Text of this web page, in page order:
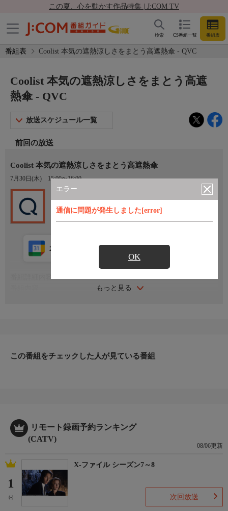
この夏、心を動かす作品特集 | J:COM TV
CS番組一覧 番組表
検索
番組表 Coolist 本気の遮熱涼しさをまとう高遮熱傘 - QVC
エラー
通信に問題が発生しました[error]
OK
Coolist 本気の遮熱涼しさをまとう高遮
熱傘 - QVC
放送スケジュール一覧
前回の放送
Coolist 本気の遮熱涼しさをまとう高遮熱傘
7月30日(木) 15:00〜16:00
もっと見る
カレンダー登録 アプリ視聴
この番組をチェックした人が見ている番組
リモート録画予約ランキング
(CATV)
08/06更新
1
(-)
X-ファイル シーズン7～8
次回放送